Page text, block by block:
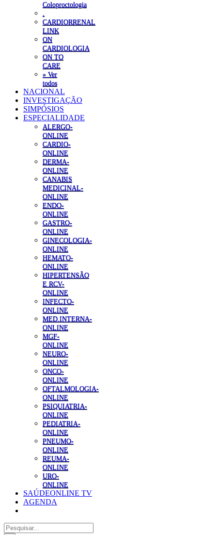
Coloproctologia
CARDIORRENAL
LINK
ON
CARDIOLOGIA
ON TO
CARE
» Ver
todos
NACIONAL
INVESTIGAÇÃO
SIMPÓSIOS
ESPECIALIDADE
ALERGO-
ONLINE
CARDIO-
ONLINE
DERMA-
ONLINE
CANABIS
MEDICINAL-
ONLINE
ENDO-
ONLINE
GASTRO-
ONLINE
GINECOLOGIA-
ONLINE
HEMATO-
ONLINE
HIPERTENSÃO
E RCV-
ONLINE
INFECTO-
ONLINE
MED.INTERNA-
ONLINE
MGF-
ONLINE
NEURO-
ONLINE
ONCO-
ONLINE
OFTALMOLOGIA-
ONLINE
PSIQUIATRIA-
ONLINE
PEDIATRIA-
ONLINE
PNEUMO-
ONLINE
REUMA-
ONLINE
URO-
ONLINE
SAÚDEONLINE TV
AGENDA
Pesquisar